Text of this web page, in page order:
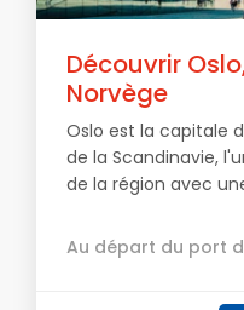
Découvrir
Norvège
Oslo est la capitale
de la Scandinavie,
de la région avec
Au départ du port